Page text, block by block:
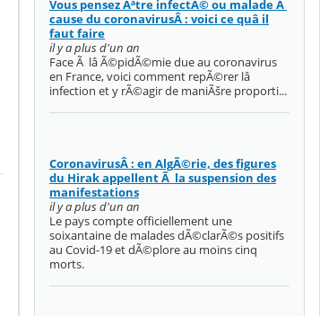
Vous pensez Ãªtre infectÃ© ou malade Ã
cause du coronavirusÂ : voici ce quâ il
faut faire
il y a plus d'un an
Face Ã lâ Ã©pidÃ©mie due au coronavirus
en France, voici comment repÃ©rer lâ
infection et y rÃ©agir de maniÃšre proporti...
CoronavirusÂ : en AlgÃ©rie, des figures
du Hirak appellent Ã la suspension des
manifestations
il y a plus d'un an
Le pays compte officiellement une
soixantaine de malades dÃ©clarÃ©s positifs
au Covid-19 et dÃ©plore au moins cinq
morts.